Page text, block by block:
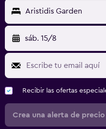
Aristidis Garden
sáb. 15/8
Recibir las ofertas
Crea una alerta de precio